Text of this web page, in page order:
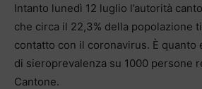
Intanto lunedì 12 luglio l’autorità
che circa il 22,3% della popolazione
contatto con il coronavirus. È quanto
di sieroprevalenza su 1000 persone
Cantone.